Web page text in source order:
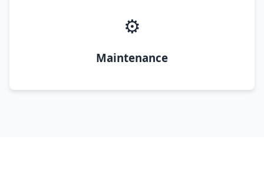
⚙️
Maintenance